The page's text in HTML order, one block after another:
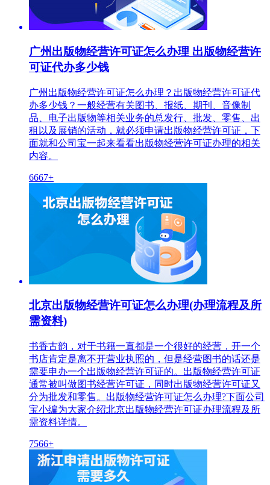
广州出版物经营许可证怎么办理 出版物经营许
可证代办多少钱
广州出版物经营许可证怎么办理？出版物经营许可证代
办多少钱？一般经营有关图书、报纸、期刊、音像制
品、电子出版物等相关业务的总发行、批发、零售、出
租以及展销的活动，就必须申请出版物经营许可证，下
面就和公司宝一起来看看出版物经营许可证办理的相关
内容。
6667+
北京出版物经营许可证怎么办理(办理流程及所
需资料)
书香古韵，对于书籍一直都是一个很好的经营，开一个
书店肯定是离不开营业执照的，但是经营图书的话还是
需要申办一个出版物经营许可证的。出版物经营许可证
通常被叫做图书经营许可证，同时出版物经营许可证又
分为批发和零售。出版物经营许可证怎么办理?下面公司
宝小编为大家介绍北京出版物经营许可证办理流程及所
需资料详情。
7566+